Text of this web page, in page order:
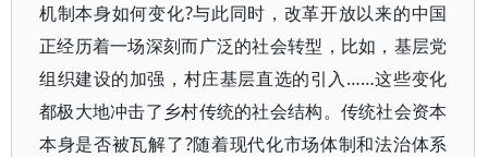
机制本身如何变化?与此同时，改革开放以来的中国
正经历着一场深刻而广泛的社会转型，比如，基层党
组织建设的加强，村庄基层直选的引入……这些变化
都极大地冲击了乡村传统的社会结构。传统社会资本
本身是否被瓦解了?随着现代化市场体制和法治体系